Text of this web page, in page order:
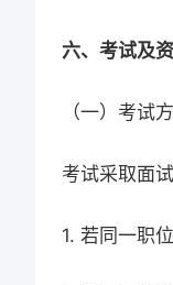
六、考试及
（一）考试
考试采取面
1. 若同一职